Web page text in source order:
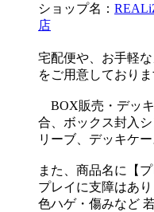
ショップ名：
店
宅配便や、お手軽
をご用意しておりま
BOX販売・デッ
合、ボックス封入
リーブ、デッキケ
また、商品名に【
プレイに支障はあ
色ハゲ・傷みなど